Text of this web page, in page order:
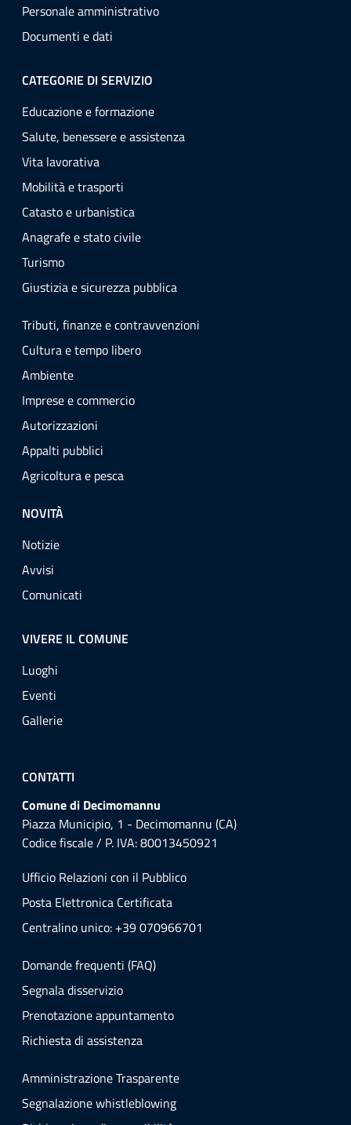
Personale amministrativo
Documenti e dati
CATEGORIE DI SERVIZIO
Educazione e formazione
Salute, benessere e assistenza
Vita lavorativa
Mobilità e trasporti
Catasto e urbanistica
Anagrafe e stato civile
Turismo
Giustizia e sicurezza pubblica
Tributi, finanze e contravvenzioni
Cultura e tempo libero
Ambiente
Imprese e commercio
Autorizzazioni
Appalti pubblici
Agricoltura e pesca
NOVITÀ
Notizie
Avvisi
Comunicati
VIVERE IL COMUNE
Luoghi
Eventi
Gallerie
CONTATTI
Comune di Decimomannu
Piazza Municipio, 1 - Decimomannu (CA)
Codice fiscale / P. IVA: 80013450921
Ufficio Relazioni con il Pubblico
Posta Elettronica Certificata
Centralino unico: +39 070966701
Domande frequenti (FAQ)
Segnala disservizio
Prenotazione appuntamento
Richiesta di assistenza
Amministrazione Trasparente
Segnalazione whistleblowing